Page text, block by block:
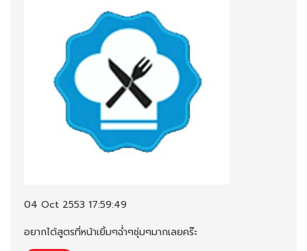
04 Oct 2553 17:59:49
อยากได้สูตรที่หน้าเยิ้มๆฉ่ำๆชุ่มๆมากเลยคร๊ะ